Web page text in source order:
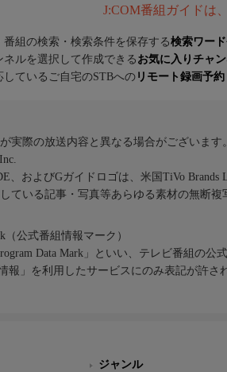
J:COM番組ガイドは
番組の検索・検索条件を保存する検索ワー
ネルを選択して作成できる お気に入りチャ
しているご自宅のSTBへの リモート録画予約
実際の放送内容と異なる場合がございます。
、およびGガイドロゴは、米国TiVo
ている記事・写真等あらゆる素材の無断複
（公式番組情報マーク）
Data Mark」といい、テレビ番組の公
報」を利用したサービスにのみ表記が許さ
ジャンル